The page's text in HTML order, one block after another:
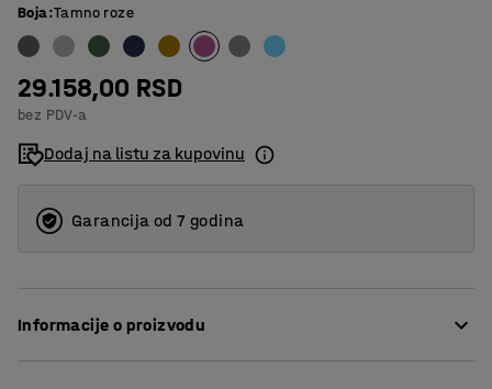
Boja:Tamno roze
29.158,00 RSD
bez PDV-a
Dodaj na listu za kupovinu
Garancija od 7 godina
Informacije o proizvodu